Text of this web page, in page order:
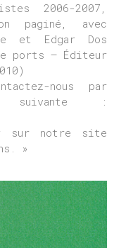
2006-2007,
paginé, avec
et Edgar Dos
ports – Éditeur
nous par
suivante :
sur notre site
»